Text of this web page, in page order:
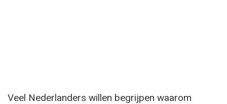
Veel Nederlanders willen begrijpen waarom